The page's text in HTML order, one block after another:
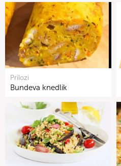
Prilozi
Bundeva knedlik